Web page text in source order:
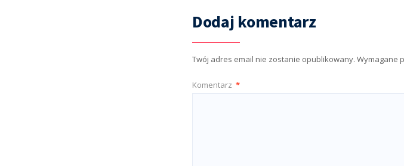
Dodaj komentarz
Twój adres email nie zostanie opublikowany. Wymagane
Komentarz *